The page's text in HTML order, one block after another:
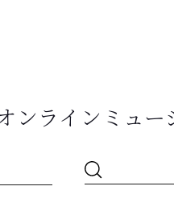
ンラインミュー